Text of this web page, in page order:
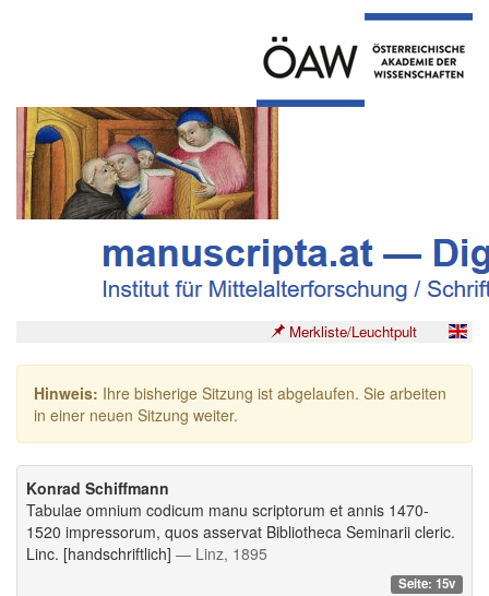
Merkliste/Leuchtpult
Hinweis: Ihre bisherige Sitzung ist abgelaufen. Sie arbeiten
in einer neuen Sitzung weiter.
Konrad Schiffmann
Tabulae omnium codicum manu scriptorum et annis 1470-
1520 impressorum, quos asservat Bibliotheca Seminarii cleric.
Linc. [handschriftlich] — Linz, 1895
Seite: 15v